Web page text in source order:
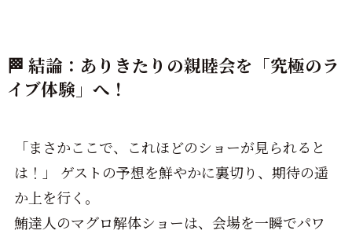
🏁 結論：ありきたりの親睦会を「究極のラ
イブ体験」へ！
「まさかここで、これほどのショーが見られると
は！」 ゲストの予想を鮮やかに裏切り、期待の遥
か上を行く。
鮪達人のマグロ解体ショーは、会場を一瞬でパワ